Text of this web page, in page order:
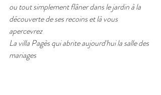
ou tout simplement flâner dans le jardin à la
découverte de ses recoins et là vous
apercevrez
La villa Pagès qui abrite aujourd'hui la salle des
mariages